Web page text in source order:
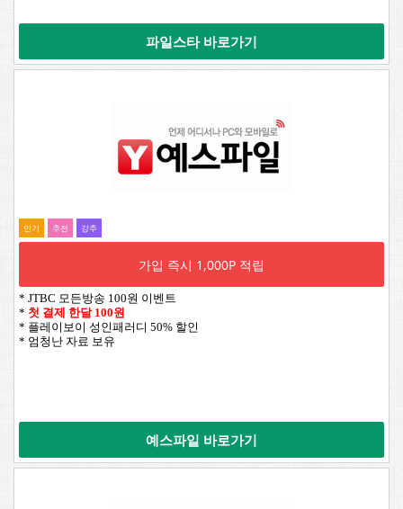
파일스타 바로가기
인기 추전 강추
가입 즉시 1,000P 적립
* JTBC 모든방송 100원 이벤트
* 첫 결제 한달 100원
* 플레이보이 성인패러디 50% 할인
* 엄청난 자료 보유
예스파일 바로가기